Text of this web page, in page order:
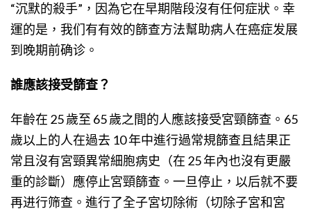
“沉默的殺手”，因為它在早期階段沒有任何症狀。幸
運的是，我们有有效的篩查方法幫助病人在癌症发展
到晚期前确诊。
誰應該接受篩查？
年齡在 25 歲至 65 歲之間的人應該接受宮頸篩查。65
歲以上的人在過去 10 年中進行過常規篩查且結果正
常且沒有宮頸異常細胞病史（在 25 年內也沒有更嚴
重的診斷）應停止宮頸篩查。一旦停止，以后就不要
再进行筛查。進行了全子宮切除術（切除子宮和宮